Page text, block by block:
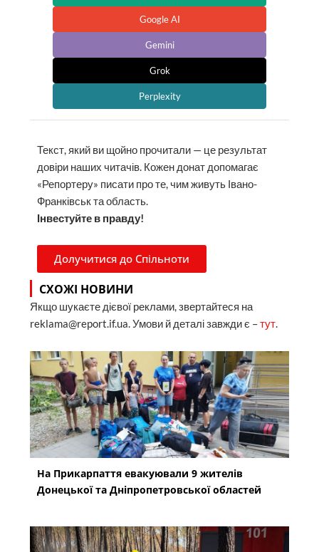
Google AI
Gemini
Grok
Perplexity
Текст, який ви щойно прочитали — це результат
довіри наших читачів. Кожен донат допомагає
«Репортеру» писати про те, чим живуть Івано-
Франківськ та область.
Інвестуйте в правду!
Долучитися до Спільноти
СХОЖІ НОВИНИ
Якщо шукаєте дієвої реклами, звертайтеся на
reklama@report.if.ua. Умови й деталі завжди є –тут.
На Прикарпаття евакуювали 9 жителів
Донецької та Дніпропетровської областей